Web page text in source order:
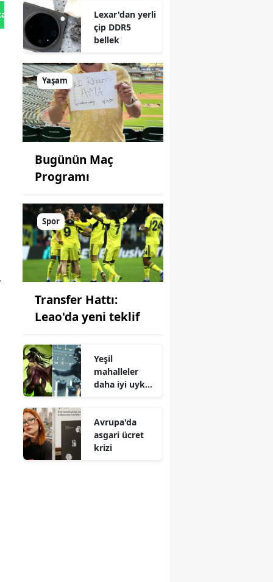
Gönder
Lexar'dan yerli
çip DDR5
bellek
Yaşam
Bugünün Maç
Programı
Spor
Transfer Hattı:
Leao'da yeni teklif
Yeşil
mahalleler
daha iyi uyku
Avrupa'da
asgari ücret
krizi